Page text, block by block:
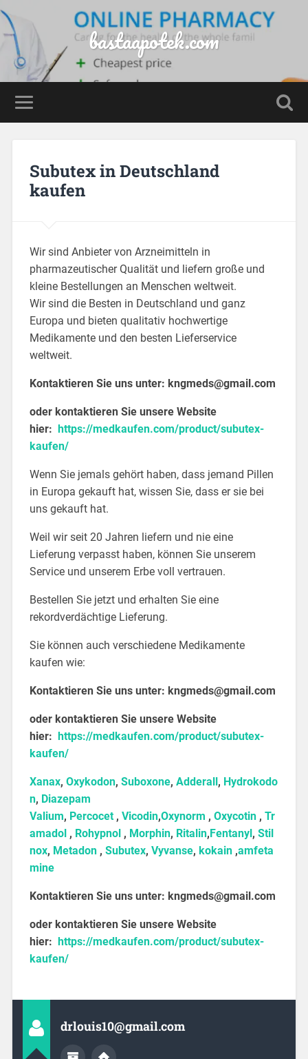
bastaapotek.com
Subutex in Deutschland
kaufen
Wir sind Anbieter von Arzneimitteln in
pharmazeutischer Qualität und liefern große und
kleine Bestellungen an Menschen weltweit.
Wir sind die Besten in Deutschland und ganz
Europa und bieten qualitativ hochwertige
Medikamente und den besten Lieferservice
weltweit.
Kontaktieren Sie uns unter: kngmeds@gmail.com
oder kontaktieren Sie unsere Website
hier: https://medkaufen.com/product/subutex-
kaufen/
Wenn Sie jemals gehört haben, dass jemand Pillen
in Europa gekauft hat, wissen Sie, dass er sie bei
uns gekauft hat.
Weil wir seit 20 Jahren liefern und nie eine
Lieferung verpasst haben, können Sie unserem
Service und unserem Erbe voll vertrauen.
Bestellen Sie jetzt und erhalten Sie eine
rekordverdächtige Lieferung.
Sie können auch verschiedene Medikamente
kaufen wie:
Kontaktieren Sie uns unter: kngmeds@gmail.com
oder kontaktieren Sie unsere Website
hier: https://medkaufen.com/product/subutex-
kaufen/
Xanax, Oxykodon, Suboxone, Adderall, Hydrokodo
n, Diazepam
Valium, Percocet, Vicodin,Oxynorm , Oxycotin, Tr
amadol, Rohypnol, Morphin, Ritalin,Fentanyl, Stil
nox, Metadon, Subutex, Vyvanse, kokain,amfeta
mine
Kontaktieren Sie uns unter: kngmeds@gmail.com
oder kontaktieren Sie unsere Website
hier: https://medkaufen.com/product/subutex-
kaufen/
drlouis10@gmail.com